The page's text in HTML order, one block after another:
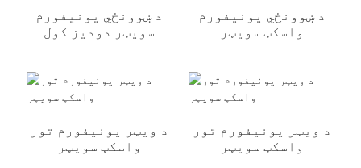
د ښوونځي یونیفورم
سویټر دودیز کول
د ښوونځي یونیفورم
واسکټ سویټر
د ویټر یونیفورم تور
واسکټ سویټر
د ویټر یونیفورم تور
واسکټ سویټر